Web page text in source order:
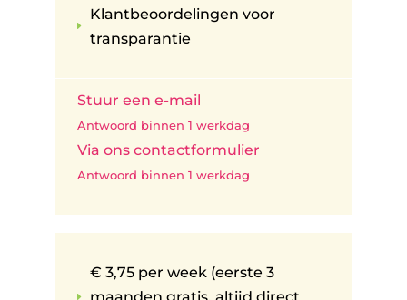
E
Klantbeoordelingen voor
transparantie
Stuur een e-mail
Antwoord binnen 1 werkdag
Via ons contactformulier
Antwoord binnen 1 werkdag
E
€ 3,75 per week (eerste 3